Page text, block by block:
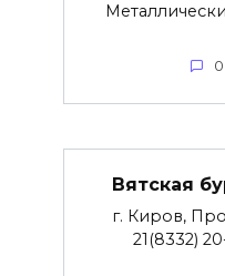
0
Вятская
г. Киров,
21(8332)